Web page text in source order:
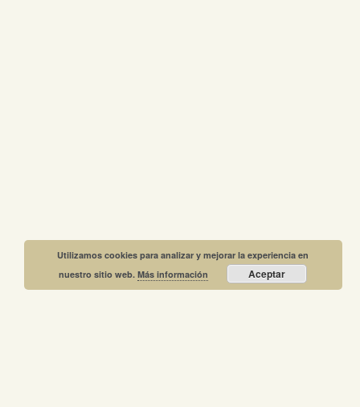
Utilizamos cookies para analizar y mejorar la experiencia en
nuestro sitio web.Más información Aceptar